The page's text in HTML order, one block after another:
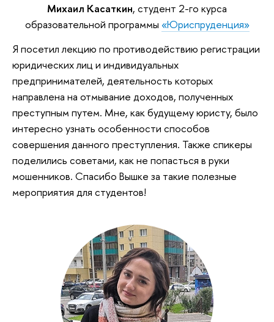
Михаил Касаткин, студент 2-го курса
образовательной программы «Юриспруденция»
Я посетил лекцию по противодействию регистрации
юридических лиц и индивидуальных
предпринимателей, деятельность которых
направлена на отмывание доходов, полученных
преступным путем. Мне, как будущему юристу, было
интересно узнать особенности способов
совершения данного преступления. Также спикеры
поделились советами, как не попасться в руки
мошенников. Спасибо Вышке за такие полезные
мероприятия для студентов!